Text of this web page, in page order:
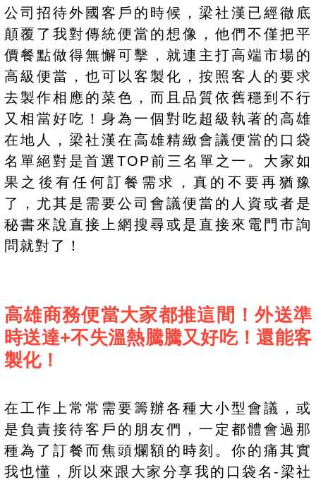
公司招待外國客戶的時候，梁社漢已經徹底
顛覆了我對傳統便當的想像，他們不僅把平
價餐點做得無懈可擊，就連主打高端市場的
高級便當，也可以客製化，按照客人的要求
去製作相應的菜色，而且品質依舊穩到不行
又相當好吃！身為一個對吃超級執著的高雄
在地人，梁社漢在高雄精緻會議便當的口袋
名單絕對是首選TOP前三名單之一。大家如
果之後有任何訂餐需求，真的不要再猶豫
了，尤其是需要公司會議便當的人資或者是
秘書來說直接上網搜尋或是直接來電門市詢
問就對了！
高雄商務便當大家都推這間！外送準
時送達+不失溫熱騰騰又好吃！還能客
製化！
在工作上常常需要籌辦各種大小型會議，或
是負責接待客戶的朋友們，一定都體會過那
種為了訂餐而焦頭爛額的時刻。你的痛其實
我也懂，所以來跟大家分享我的口袋名-梁社